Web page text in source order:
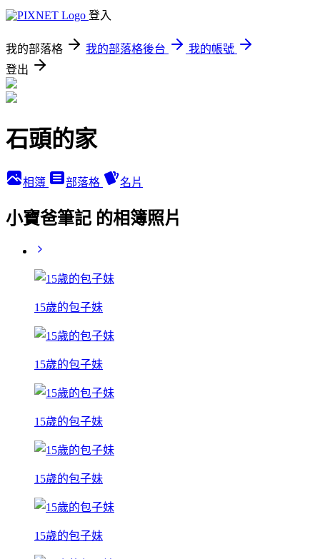
登入
我的部落格 我的部落格後台
我的帳號
登出
石頭的家
相簿 部落格 名片
小寶爸筆記 的相簿照片
15歲的包子妹
15歲的包子妹
15歲的包子妹
15歲的包子妹
15歲的包子妹